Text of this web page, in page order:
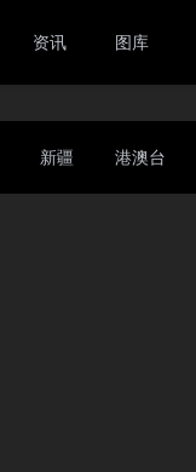
资讯 图库
新疆 港澳台